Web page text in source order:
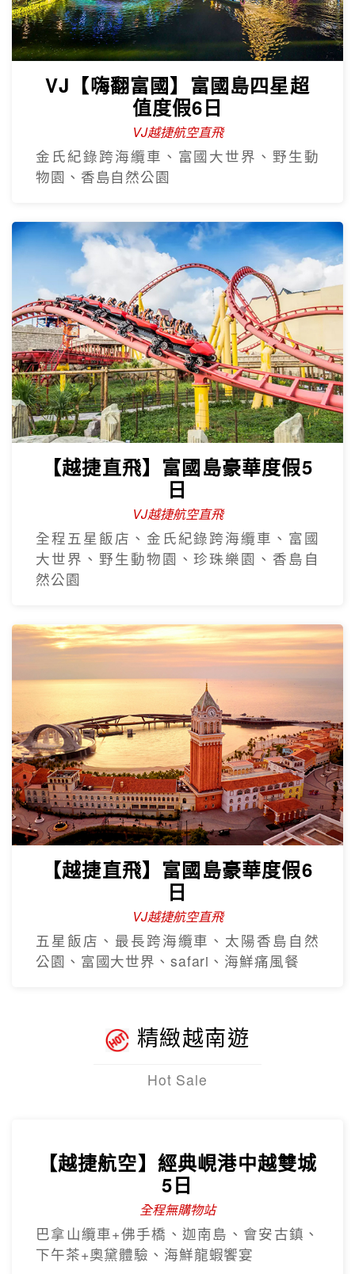
VJ【嗨翻富國】富國島四星超
值度假6日
VJ越捷航空直飛
金氏紀錄跨海纜車、富國大世界、野生動
物園、香島自然公園
【越捷直飛】富國島豪華度假5
日
VJ越捷航空直飛
全程五星飯店、金氏紀錄跨海纜車、富國
大世界、野生動物園、珍珠樂園、香島自
然公園
【越捷直飛】富國島豪華度假6
日
VJ越捷航空直飛
五星飯店、最長跨海纜車、太陽香島自然
公園、富國大世界、safari、海鮮痛風餐
精緻越南遊
Hot Sale
【越捷航空】經典峴港中越雙城
5日
全程無購物站
巴拿山纜車+佛手橋、迦南島、會安古鎮、
下午茶+奧黛體驗、海鮮龍蝦饗宴